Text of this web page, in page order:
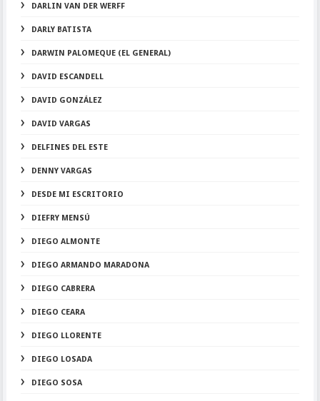
DARLIN VAN DER WERFF
DARLY BATISTA
DARWIN PALOMEQUE (EL GENERAL)
DAVID ESCANDELL
DAVID GONZÁLEZ
DAVID VARGAS
DELFINES DEL ESTE
DENNY VARGAS
DESDE MI ESCRITORIO
DIEFRY MENSÚ
DIEGO ALMONTE
DIEGO ARMANDO MARADONA
DIEGO CABRERA
DIEGO CEARA
DIEGO LLORENTE
DIEGO LOSADA
DIEGO SOSA